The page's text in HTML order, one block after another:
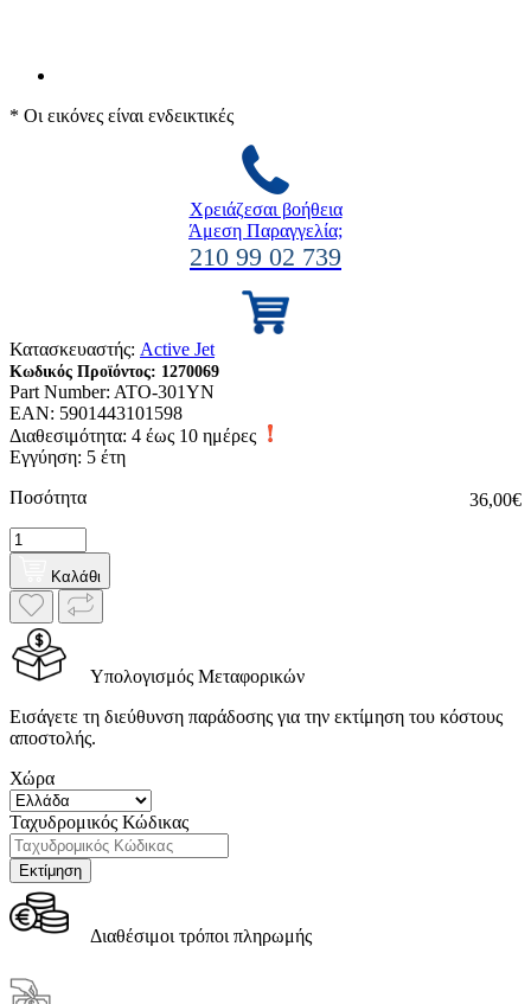
* Οι εικόνες είναι ενδεικτικές
Χρειάζεσαι βοήθεια
Άμεση Παραγγελία;
210 99 02 739
Κατασκευαστής: Active Jet
Κωδικός Προϊόντος: 1270069
Part Number: ATO-301YN
EAN: 5901443101598
Διαθεσιμότητα: 4 έως 10 ημέρες
Εγγύηση: 5 έτη
36,00€
Ποσότητα
Καλάθι
Υπολογισμός Μεταφορικών
Εισάγετε τη διεύθυνση παράδοσης για την εκτίμηση του κόστους
αποστολής.
Χώρα
Ταχυδρομικός Κώδικας
Διαθέσιμοι τρόποι πληρωμής